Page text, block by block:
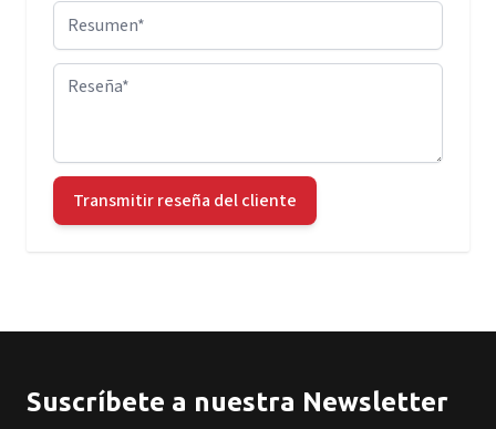
Resumen
Reseña
Transmitir reseña del cliente
Suscríbete a nuestra Newsletter